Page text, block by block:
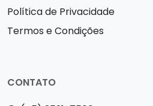
Política de Privacidade
Termos e Condições
CONTATO